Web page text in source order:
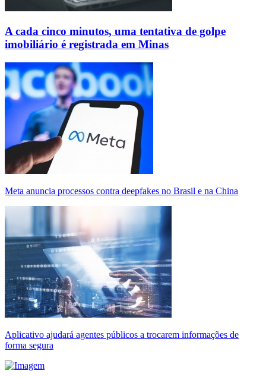
A cada cinco minutos, uma tentativa de golpe
imobiliário é registrada em Minas
Meta anuncia processos contra deepfakes no Brasil e na China
Aplicativo ajudará agentes públicos a trocarem informações de
forma segura